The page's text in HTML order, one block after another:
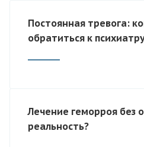
Постоянная тревога:
обратиться к
Лечение геморроя без
реальность?